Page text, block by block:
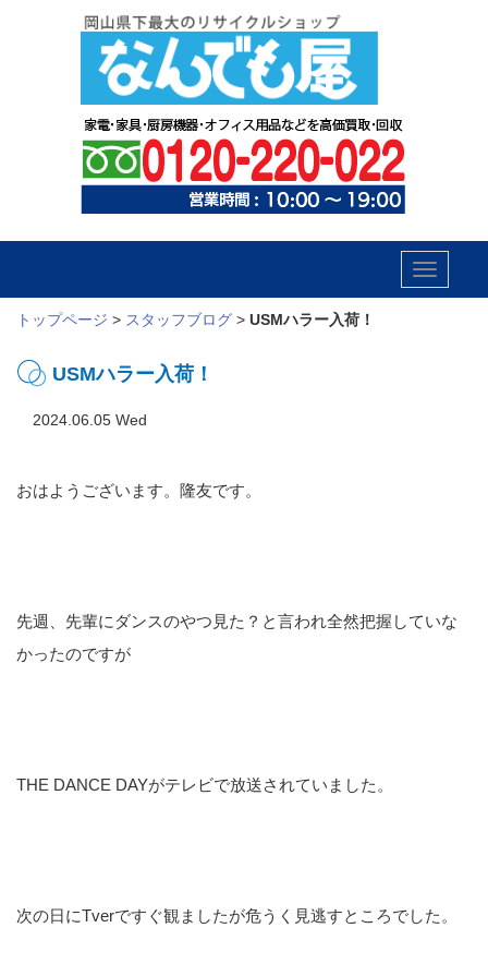
Toggle
トップページ > スタッフブログ > USMハラー入荷！
USMハラー入荷！
2024.06.05 Wed
おはようございます。隆友です。
先週、先輩にダンスのやつ見た？と言われ全然把握していな
かったのですが
THE DANCE DAYがテレビで放送されていました。
次の日にTverですぐ観ましたが危うく見逃すところでした。